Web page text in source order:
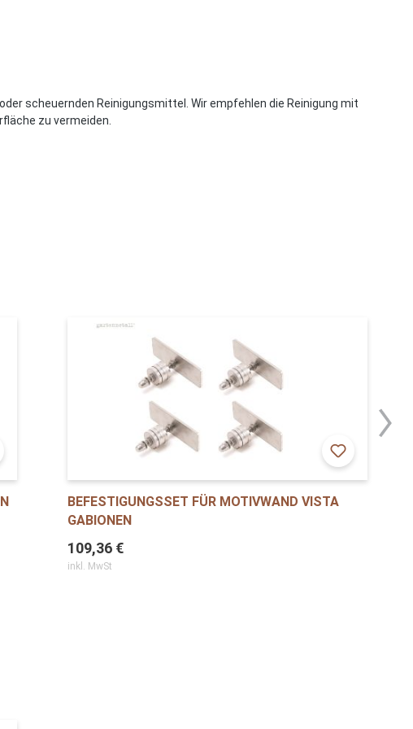
scheuernden Reinigungsmittel. Wir empfehlen die Reinigung mit
zu vermeiden.
BEFESTIGUNGSSET FÜR MOTIVWAND VISTA
GABIONEN
109,36 €
inkl. MwSt